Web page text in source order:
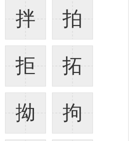
拌 拍
拒 拓
拗 拘